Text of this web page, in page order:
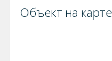
Объект на карте